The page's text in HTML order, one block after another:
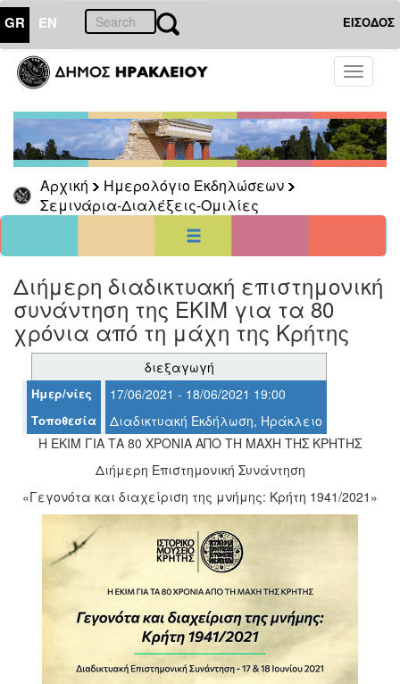
GR EN ΕΙΣΟΔΟΣ
Toggle
Αρχική
Ημερολόγιο Εκδηλώσεων
Σεμινάρια-Διαλέξεις-Ομιλίες
01Αύγουστος
2026
Δευ Τρι Τετ Πεμ Παρ Σαβ
1
9 10 11 12 13 14
15
16
17 18 19 20 21
22
29
ΗΜΕΡΟΛΟΓΙΟ
ΕΚΔΗΛΩΣΕΩΝ
Σεμινάρια-
Ομιλίες
ΜΑΣ
ΠΟΛΙΤΙΣΜΟΣ
Διήμερη διαδικτυακή επιστημονική
συνάντηση της ΕΚΙΜ για τα 80
χρόνια από τη μάχη της Κρήτης
διεξαγωγή
Ημερ/νίες 17/06/2021 - 18/06/2021 19:00
Τοποθεσία
Διαδικτυακή Εκδήλωση, Ηράκλειο
Η ΕΚΙΜ ΓΙΑ ΤΑ 80 ΧΡΟΝΙΑ ΑΠΟ ΤΗ ΜΑΧΗ ΤΗΣ ΚΡΗΤΗΣ
Διήμερη Επιστημονική Συνάντηση
«Γεγονότα και διαχείριση της μνήμης: Κρήτη 1941/2021»